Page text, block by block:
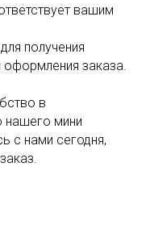
вашим
получения
оформления заказа.
в
нашего мини
с нами сегодня,